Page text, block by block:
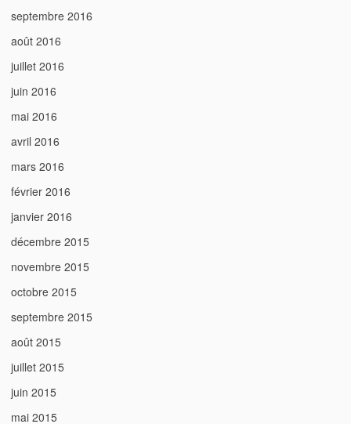
septembre 2016
août 2016
juillet 2016
juin 2016
mai 2016
avril 2016
mars 2016
février 2016
janvier 2016
décembre 2015
novembre 2015
octobre 2015
septembre 2015
août 2015
juillet 2015
juin 2015
mai 2015